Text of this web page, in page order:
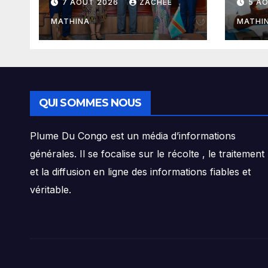
signée Julien
Paluku sous le
leadership du
Antoine Tshisekedi
7 AOÛT 2026 ZACHÉE
MATHINA
5
QUI SOMMES NOUS
Plume Du Congo est un média d’informations
générales. Il se focalise sur le récolte , le traitement
et la diffusion en ligne des informations fiables et
véritable.